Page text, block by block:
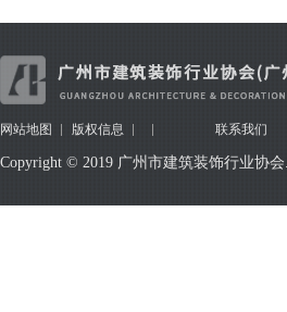
网站地图 版权信息 联系我们
Copyright © 2019 广州市建筑装饰行业协会.